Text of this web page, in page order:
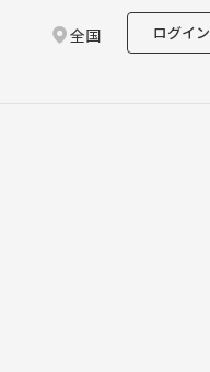
全国 ログイン